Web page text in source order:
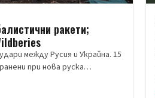
ракети;
между Русия и Украйна. 15
при нова руска…